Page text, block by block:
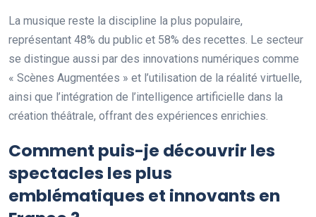
La musique reste la discipline la plus populaire,
représentant 48% du public et 58% des recettes. Le secteur
se distingue aussi par des innovations numériques comme
« Scènes Augmentées » et l’utilisation de la réalité virtuelle,
ainsi que l’intégration de l’intelligence artificielle dans la
création théâtrale, offrant des expériences enrichies.
Comment puis-je découvrir les
spectacles les plus
emblématiques et innovants en